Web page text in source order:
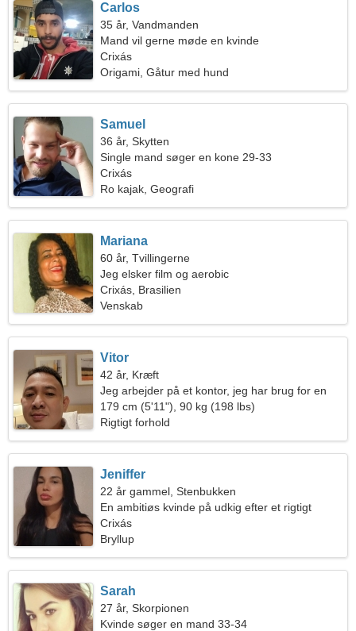
Carlos
35 år, Vandmanden
Mand vil gerne møde en kvinde
Crixás
Origami, Gåtur med hund
Samuel
36 år, Skytten
Single mand søger en kone 29-33
Crixás
Ro kajak, Geografi
Mariana
60 år, Tvillingerne
Jeg elsker film og aerobic
Crixás, Brasilien
Venskab
Vitor
42 år, Kræft
Jeg arbejder på et kontor, jeg har brug for en
venlig kvinde
179 cm (5'11"), 90 kg (198 lbs)
Rigtigt forhold
Jeniffer
22 år gammel, Stenbukken
En ambitiøs kvinde på udkig efter et rigtigt
forhold
Crixás
Bryllup
Sarah
27 år, Skorpionen
Kvinde søger en mand 33-34